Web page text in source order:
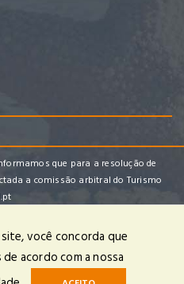
que para a resolução de
a comissão arbitral do Turismo
Todos os Direitos Reservados |
você concorda que
acordo com a nossa